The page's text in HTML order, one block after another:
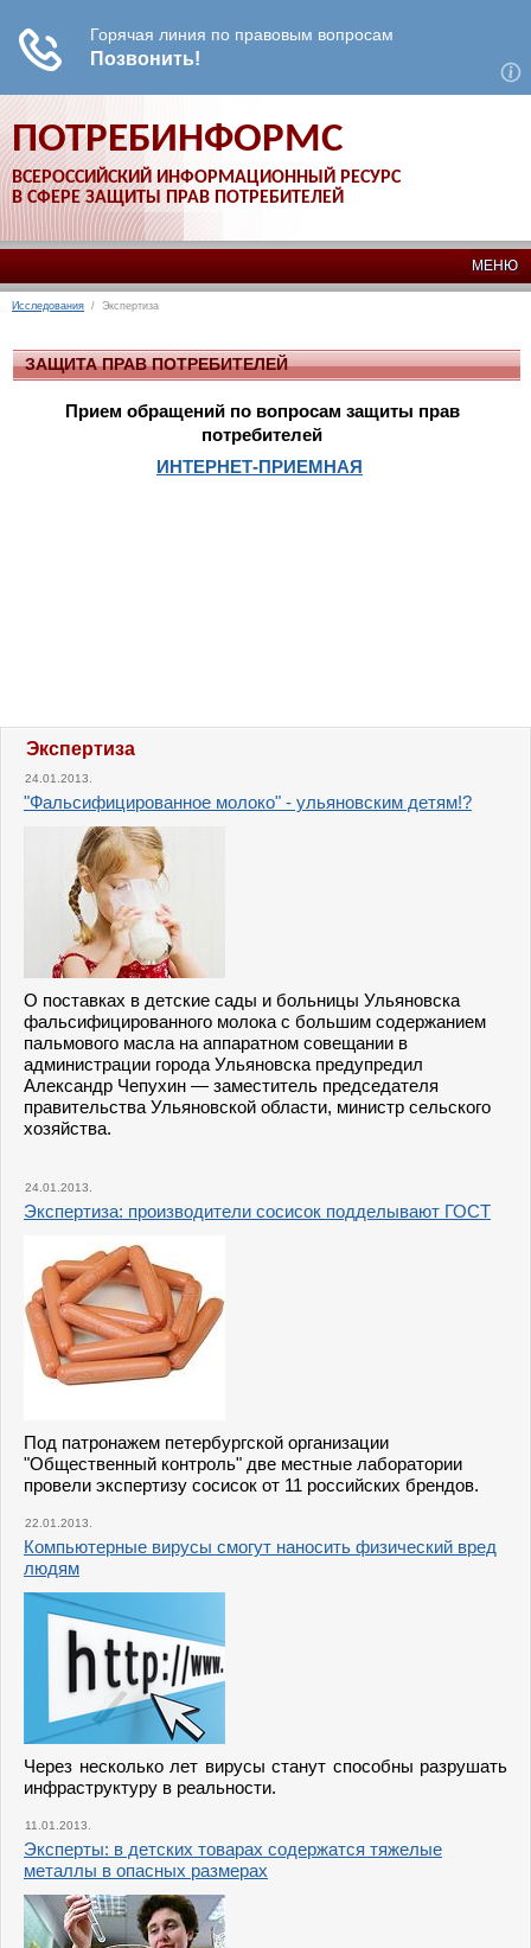
ПОТРЕБИНФОРМС
ВСЕРОССИЙСКИЙ ИНФОРМАЦИОННЫЙ РЕСУРС
В СФЕРЕ ЗАЩИТЫ ПРАВ ПОТРЕБИТЕЛЕЙ
МЕНЮ
Исследования / Экспертиза
ЗАЩИТА ПРАВ ПОТРЕБИТЕЛЕЙ
Прием обращений по вопросам защиты прав
потребителей
ИНТЕРНЕТ-ПРИЕМНАЯ
Экспертиза
24.01.2013.
"Фальсифицированное молоко" - ульяновским детям!?
О поставках в детские сады и больницы Ульяновска
фальсифицированного молока с большим содержанием
пальмового масла на аппаратном совещании в
администрации города Ульяновска предупредил
Александр Чепухин — заместитель председателя
правительства Ульяновской области, министр сельского
хозяйства.
24.01.2013.
Экспертиза: производители сосисок подделывают ГОСТ
Под патронажем петербургской организации
"Общественный контроль" две местные лаборатории
провели экспертизу сосисок от 11 российских брендов.
22.01.2013.
Компьютерные вирусы смогут наносить физический вред
людям
Через несколько лет вирусы станут способны разрушать
инфраструктуру в реальности.
11.01.2013.
Эксперты: в детских товарах содержатся тяжелые
металлы в опасных размерах